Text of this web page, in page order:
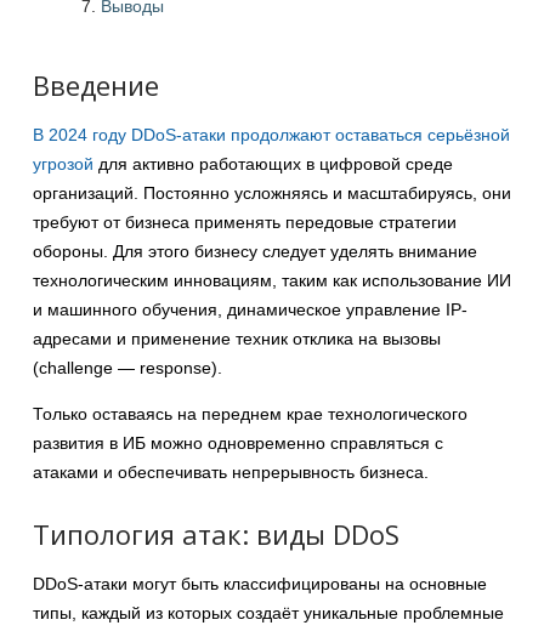
Выводы
Введение
В 2024 году DDoS-атаки продолжают оставаться серьёзной
угрозой для активно работающих в цифровой среде
организаций. Постоянно усложняясь и масштабируясь, они
требуют от бизнеса применять передовые стратегии
обороны. Для этого бизнесу следует уделять внимание
технологическим инновациям, таким как использование ИИ
и машинного обучения, динамическое управление IP-
адресами и применение техник отклика на вызовы
(challenge — response).
Только оставаясь на переднем крае технологического
развития в ИБ можно одновременно справляться с
атаками и обеспечивать непрерывность бизнеса.
Типология атак: виды DDoS
DDoS-атаки могут быть классифицированы на основные
типы, каждый из которых создаёт уникальные проблемные